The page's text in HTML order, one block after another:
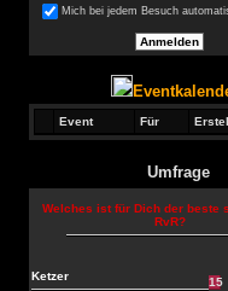
Mich bei jedem Besuch
Event Für
Umfrage
Welches ist für Dich der beste
RvR?
Ketzer 15